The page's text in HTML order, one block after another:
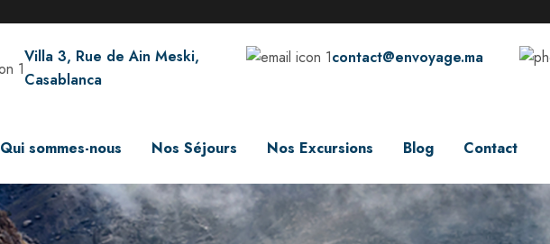
Villa 3, Rue de Ain Meski,
Casablanca
contact@envoyage.ma
Qui sommes-nous Nos Séjours Nos Excursions Blog Contact